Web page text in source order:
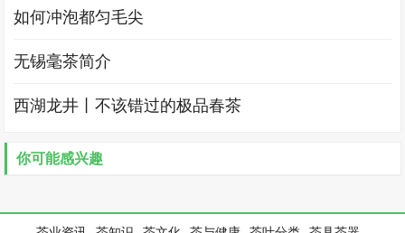
如何冲泡都匀毛尖
无锡毫茶简介
西湖龙井丨不该错过的极品春茶
你可能感兴趣